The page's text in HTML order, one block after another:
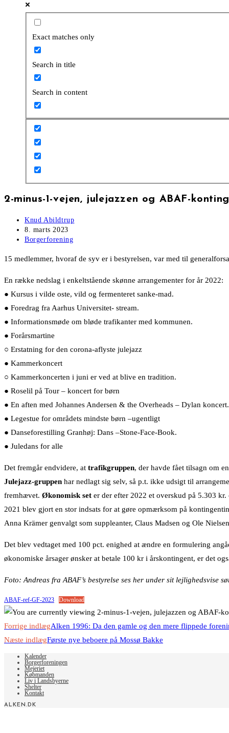
Exact matches only
Search in title
Search in content
2-minus-1-vejen, julejazzen og ABAF-
Post
author:
Knud Abildtrup
Post
published:
8. marts 2023
Post
Borgerforening
15 medlemmer, hvoraf de syv er i bestyrelsen, var med til
En række nedslag i enkeltstående skønne arrangementer for år 2022:
● Kursus i vilde oste, vild og fermenteret sanke-mad.
● Foredrag fra Aarhus Universitet- stream.
● Informationsmøde om bløde trafikanter med kommunen.
● Forårsmartine
○ Erstatning for den corona-aflyste julejazz
● Kammerkoncert
○ Kammerkoncerten i juni er ved at blive en tradition.
● Roselil på Tour – koncert for børn
● En aften med Johannes Andersen & the Overheads – Dylan koncert.
● Legestue for områdets mindste børn –ugentligt
● Danseforestilling Granhøj: Dans –Stone-Face-Book.
● Juledans for alle
Det fremgår endvidere, at trafikgruppen, der havde fået tilsagn om
Julejazz-gruppen har nedlagt sig selv, så p.t. ikke udsigt til
fremhævet. Økonomisk set er der efter 2022 et overskud på 5.303
2021 blev gjort en stor indsats for at gøre opmærksom på
Anna Krämer genvalgt som suppleanter, Claus Madsen og Ole
Det blev vedtaget med 100 pct. enighed at ændre en formulering
økonomiske årsager ønsker at betale 100 kr i årskontingent, er det
Foto: Andreas fra ABAF’s bestyrelse ses her under sit
ABAF-ref-GF-2023 Download
Read
more
articles
Forrige indlægAlken 1996: Da den gamle og den mere flippede
Næste indlægFørste nye beboere på Mossø Bakke
Kalender
Borgerforeningen
Mejeriet
Købmanden
Liv i Landsbyerne
Shelter
Kontakt
ALKEN.DK